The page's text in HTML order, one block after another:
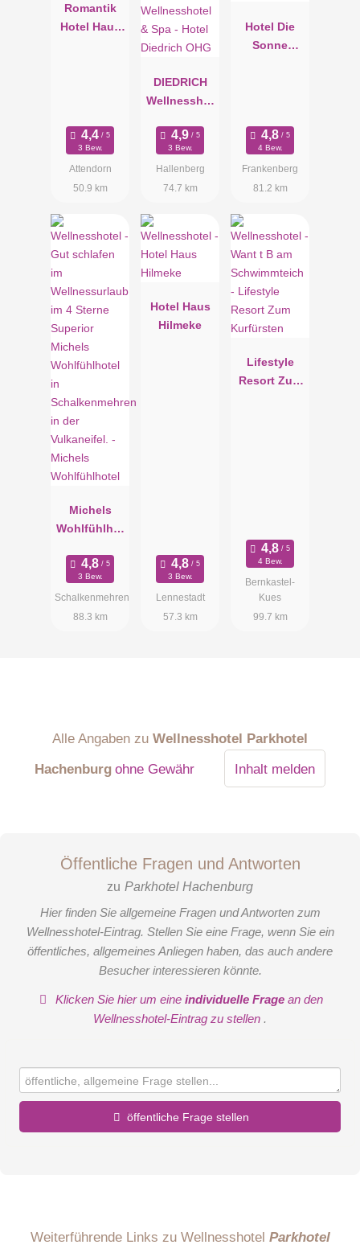
Romantik
Hotel Haus
3 Bew.
Attendorn
50.9 km
DIEDRICH
Wellnesshot
Hotel
Diedrich
OHG
3 Bew.
Hallenberg
74.7 km
Hotel Die
Sonne
4 Bew.
Frankenberg
81.2 km
Michels
Wohlfühlhot
3 Bew.
Schalkenmehren
88.3 km
Hotel Haus
Hilmeke
3 Bew.
Lennestadt
57.3 km
Lifestyle
Resort Zum
4 Bew.
Bernkastel-
Kues
99.7 km
Alle Angaben zu Wellnesshotel Parkhotel
Hachenburg ohne Gewähr Inhalt melden
Öffentliche Fragen und Antworten
zu Parkhotel Hachenburg
Hier finden Sie allgemeine Fragen und Antworten zum
Wellnesshotel-Eintrag. Stellen Sie eine Frage, wenn Sie ein
öffentliches, allgemeines Anliegen haben, das auch andere
Besucher interessieren könnte.
Klicken Sie hier um eineindividuelle Frage an den
Wellnesshotel-Eintrag zu stellen .
öffentliche Frage stellen
Weiterführende Links zu Wellnesshotel Parkhotel